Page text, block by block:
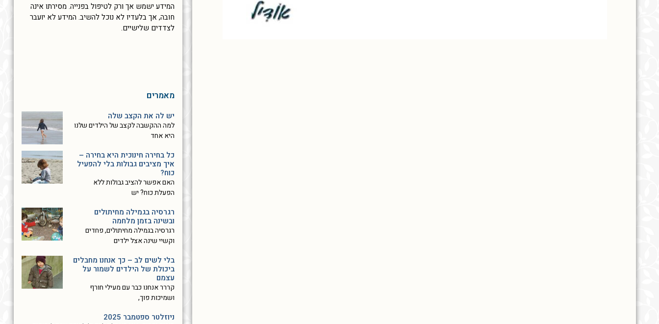
המידע ישמש אך ורק לטיפול בפנייה. מסירתו אינה
חובה, אך בלעדיו לא נוכל להשיב. המידע לא יועבר
לצדדים שלישיים.
מאמרים
יש לה את הקצב שלה
למה ההקשבה לקצב של הילדים שלנו
היא אחד
כל בחירה חינוכית היא בחירה –
איך מציבים גבולות בלי להפעיל
כוח?
האם אפשר להציב גבולות ללא
הפעלת כוח? יש
רגרסיה בגמילה מחיתולים
ובשינה בזמן מלחמה
רגרסיה בגמילה מחיתולים, פחדים
וקשיי שינה אצל ילדים
בלי לשים לב – כך אנחנו מחבלים
ביכולת של הילדים לשמור על
עצמם
קררר אנחנו כבר עם מעילי חורף
ושמיכות פוך,
ניוזלטר ספטמבר 2025